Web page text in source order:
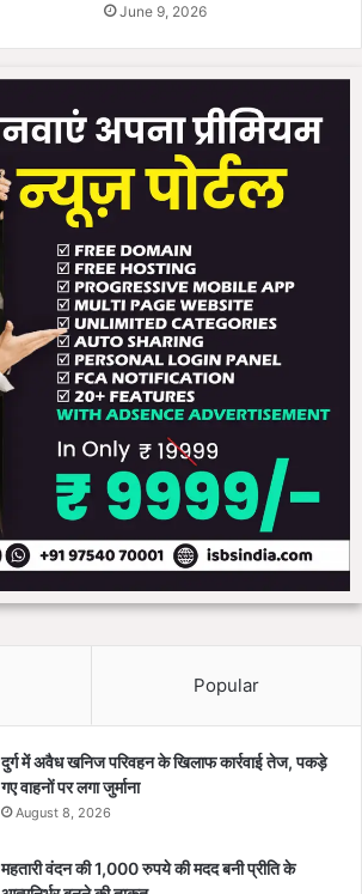
June 9, 2026
Popular
दुर्ग में अवैध खनिज परिवहन के खिलाफ कार्रवाई तेज, पकड़े
गए वाहनों पर लगा जुर्माना
August 8, 2026
महतारी वंदन की 1,000 रुपये की मदद बनी प्रीति के